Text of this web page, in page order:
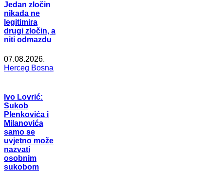
Jedan zločin
nikada ne
legitimira
drugi zločin, a
niti odmazdu
07.08.2026.
Herceg Bosna
Ivo Lovrić:
Sukob
Plenkovića i
Milanovića
samo se
uvjetno može
nazvati
osobnim
sukobom